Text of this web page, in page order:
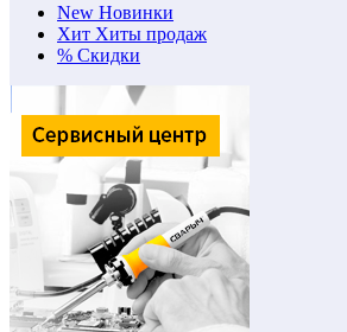
New Новинки
Хит Хиты продаж
% Скидки